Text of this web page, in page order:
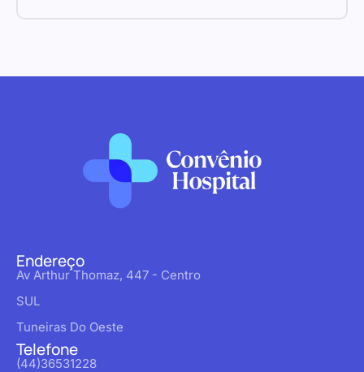
Endereço
Av Arthur Thomaz, 447 - Centro
SUL
Tuneiras Do Oeste
Telefone
(44)36531228